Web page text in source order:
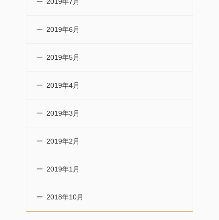
2019年7月
2019年6月
2019年5月
2019年4月
2019年3月
2019年2月
2019年1月
2018年10月